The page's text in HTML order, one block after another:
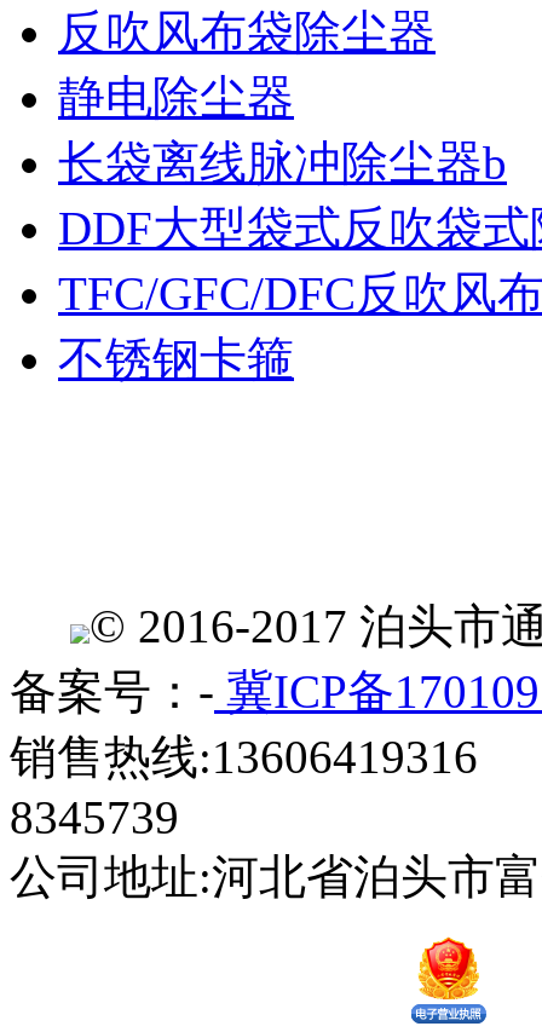
反吹风布袋除尘器
静电除尘器
长袋离线脉冲除尘器b
DDF大型袋式反吹袋
TFC/GFC/DFC反吹风
不锈钢卡箍
© 2016-2017 泊头市
备案号：- 冀ICP备
销售热线:13606419316
8345739
公司地址:河北省泊头市